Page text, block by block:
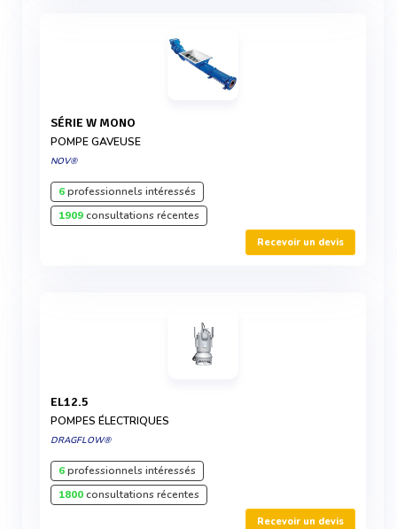
SÉRIE W MONO
POMPE GAVEUSE
NOV®
6professionnels intéressés
1909consultations récentes
Recevoir un devis
EL12.5
POMPES ÉLECTRIQUES
DRAGFLOW®
6professionnels intéressés
1800consultations récentes
Recevoir un devis